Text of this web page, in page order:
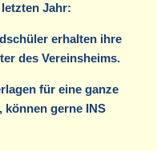
Jahr:
erhalten ihre
des Vereinsheims.
für eine ganze
können gerne INS